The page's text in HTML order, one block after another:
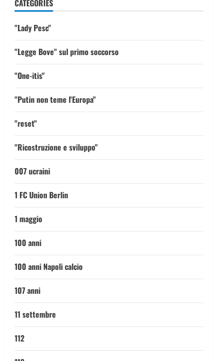
CATEGORIES
"Lady Pesc"
"Legge Bove" sul primo soccorso
"One-itis"
"Putin non teme l'Europa"
"reset"
"Ricostruzione e sviluppo"
007 ucraini
1 FC Union Berlin
1 maggio
100 anni
100 anni Napoli calcio
107 anni
11 settembre
112